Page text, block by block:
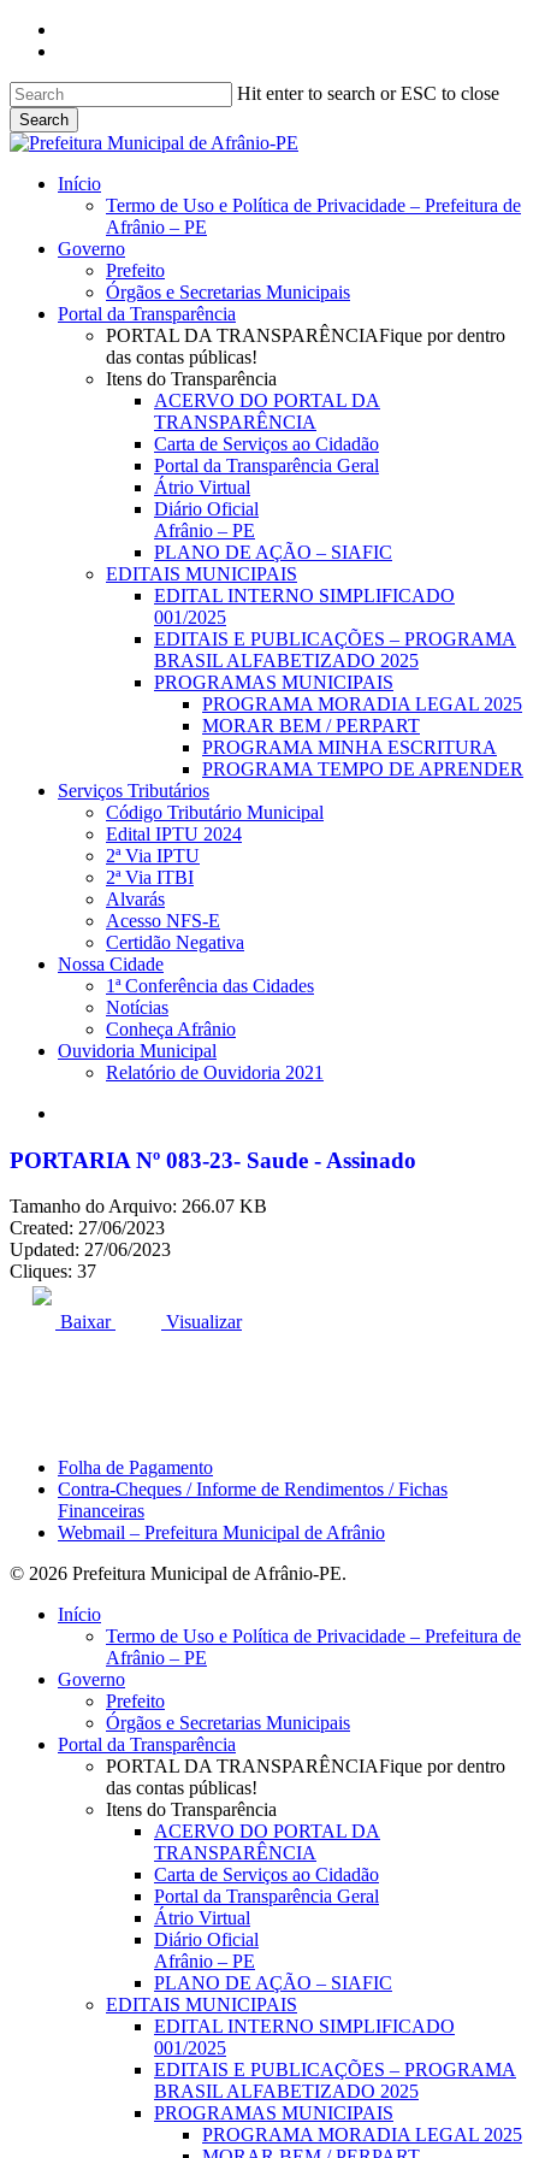
Skip
content
Hit enter to search or ESC to close
Search
Close
search
Menu
Início
Termo de Uso e Política de Privacidade – Prefeitura de
Afrânio – PE
Governo
Prefeito
Órgãos e Secretarias Municipais
Portal da Transparência
PORTAL DA TRANSPARÊNCIAFique por dentro
das contas públicas!
Itens do Transparência
ACERVO DO PORTAL DA
TRANSPARÊNCIA
Carta de Serviços ao Cidadão
Portal da Transparência Geral
Átrio Virtual
Diário Oficial
Afrânio – PE
PLANO DE AÇÃO – SIAFIC
EDITAIS MUNICIPAIS
EDITAL INTERNO SIMPLIFICADO
001/2025
EDITAIS E PUBLICAÇÕES – PROGRAMA
BRASIL ALFABETIZADO 2025
PROGRAMAS MUNICIPAIS
PROGRAMA MORADIA LEGAL 2025
MORAR BEM / PERPART
PROGRAMA MINHA ESCRITURA
PROGRAMA TEMPO DE APRENDER
Serviços Tributários
Código Tributário Municipal
Edital IPTU 2024
2ª Via IPTU
2ª Via ITBI
Alvarás
Acesso NFS-E
Certidão Negativa
Nossa Cidade
1ª Conferência das Cidades
Notícias
Conheça Afrânio
Ouvidoria Municipal
Relatório de Ouvidoria 2021
PORTARIA Nº 083-23- Saude - Assinado
Tamanho do Arquivo: 266.07 KB
Created: 27/06/2023
Updated: 27/06/2023
Cliques: 37
Baixar Visualizar
Folha de Pagamento
Contra-Cheques / Informe de Rendimentos / Fichas
Financeiras
Webmail – Prefeitura Municipal de Afrânio
© 2026 Prefeitura Municipal de Afrânio-PE.
Close
Início
Termo de Uso e Política de Privacidade – Prefeitura de
Afrânio – PE
Governo
Prefeito
Órgãos e Secretarias Municipais
Portal da Transparência
PORTAL DA TRANSPARÊNCIAFique por dentro
das contas públicas!
Itens do Transparência
ACERVO DO PORTAL DA
TRANSPARÊNCIA
Carta de Serviços ao Cidadão
Portal da Transparência Geral
Átrio Virtual
Diário Oficial
Afrânio – PE
PLANO DE AÇÃO – SIAFIC
EDITAIS MUNICIPAIS
EDITAL INTERNO SIMPLIFICADO
001/2025
EDITAIS E PUBLICAÇÕES – PROGRAMA
BRASIL ALFABETIZADO 2025
PROGRAMAS MUNICIPAIS
PROGRAMA MORADIA LEGAL 2025